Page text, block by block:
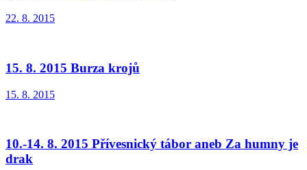
22. 8. 2015
15. 8. 2015 Burza krojů
15. 8. 2015
10.-14. 8. 2015 Přívesnický tábor aneb Za humny je
drak